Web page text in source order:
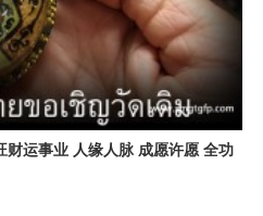
财运事业 人缘人脉 成愿许愿 全功